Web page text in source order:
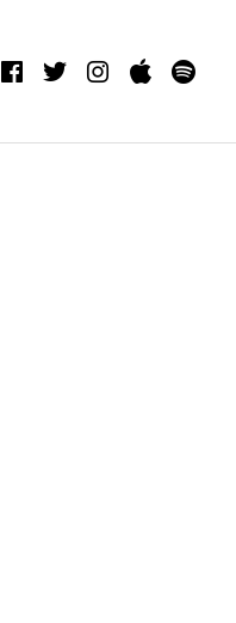
Facebook
TwitterInstagram
itunes